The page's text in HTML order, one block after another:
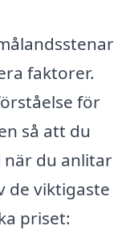
faktorer.
för
så att du
du anlitar
de viktigaste
priset: